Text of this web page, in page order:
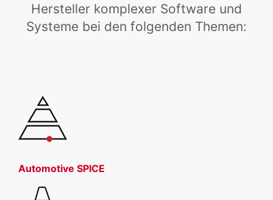
Hersteller komplexer Software und
Systeme bei den folgenden Themen:
Automotive SPICE